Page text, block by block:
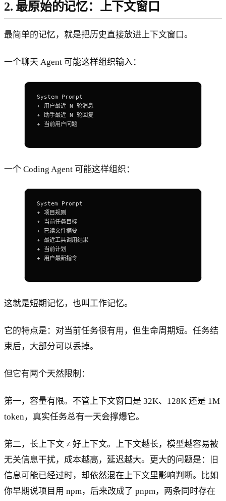
2. 最原始的记忆：上下文窗口
最简单的记忆，就是把历史直接放进上下文窗口。
一个聊天 Agent 可能这样组织输入：
System Prompt
+ 用户最近 N 轮消息
+ 助手最近 N 轮回复
+ 当前用户问题
一个 Coding Agent 可能这样组织：
System Prompt
+ 项目规则
+ 当前任务目标
+ 已读文件摘要
+ 最近工具调用结果
+ 当前计划
+ 用户最新指令
这就是短期记忆，也叫工作记忆。
它的特点是：对当前任务很有用，但生命周期短。任务结
束后，大部分可以丢掉。
但它有两个天然限制：
第一，容量有限。不管上下文窗口是 32K、128K 还是 1M
token，真实任务总有一天会撑爆它。
第二，长上下文 ≠ 好上下文。上下文越长，模型越容易被
无关信息干扰，成本越高，延迟越大。更大的问题是：旧
信息可能已经过时，却依然混在上下文里影响判断。比如
你早期说项目用 npm，后来改成了 pnpm，两条同时存在